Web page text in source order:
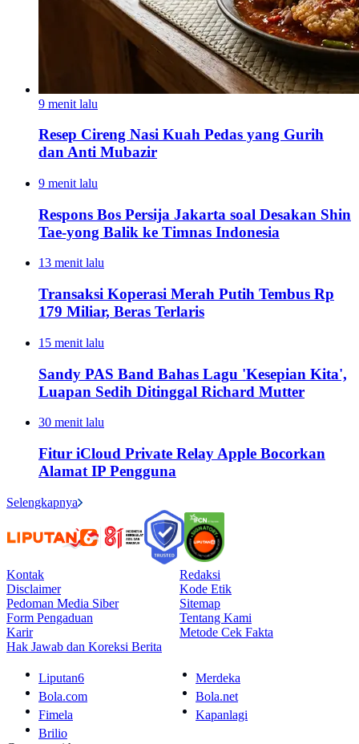
9 menit lalu
Resep Cireng Nasi Kuah Pedas yang Gurih
dan Anti Mubazir
9 menit lalu
Respons Bos Persija Jakarta soal Desakan Shin
Tae-yong Balik ke Timnas Indonesia
13 menit lalu
Transaksi Koperasi Merah Putih Tembus Rp
179 Miliar, Beras Terlaris
15 menit lalu
Sandy PAS Band Bahas Lagu 'Kesepian Kita',
Luapan Sedih Ditinggal Richard Mutter
30 menit lalu
Fitur iCloud Private Relay Apple Bocorkan
Alamat IP Pengguna
Selengkapnya
Kontak
Redaksi
Disclaimer
Kode Etik
Pedoman Media Siber
Sitemap
Form Pengaduan
Tentang Kami
Karir
Metode Cek Fakta
Hak Jawab dan Koreksi Berita
Liputan6
Merdeka
Bola.com
Bola.net
Fimela
Kapanlagi
Brilio